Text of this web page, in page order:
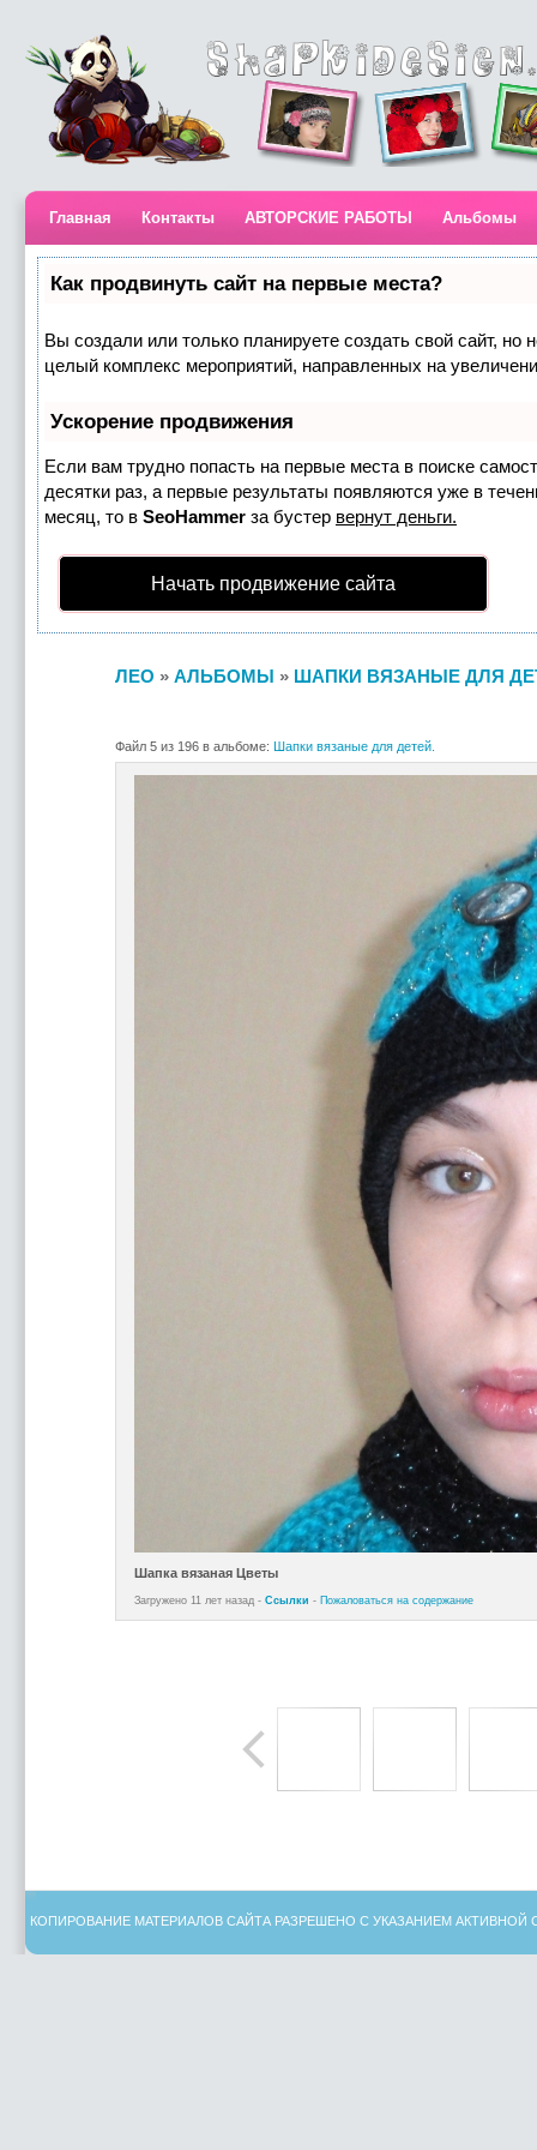
Главная Контакты АВТОРСКИЕ РАБОТЫ Альбомы
Как продвинуть сайт на первые места?
Вы создали или только планируете создать свой сайт, но
целый комплекс мероприятий, направленных на
Ускорение продвижения
Если вам трудно попасть на первые места в поиске
десятки раз, а первые результаты появляются уже в
месяц, то в SeoHammer за бустер вернут деньги.
Начать продвижение сайта
ЛЕО » АЛЬБОМЫ » ШАПКИ ВЯЗАНЫЕ ДЛЯ
Файл 5 из 196 в альбоме: Шапки вязаные для детей.
Шапка вязаная Цветы
Загружено 11 лет назад - Ссылки - Пожаловаться на содержание
КОПИРОВАНИЕ МАТЕРИАЛОВ САЙТА РАЗРЕШЕНО С УКАЗАНИЕМ АКТИВНОЙ